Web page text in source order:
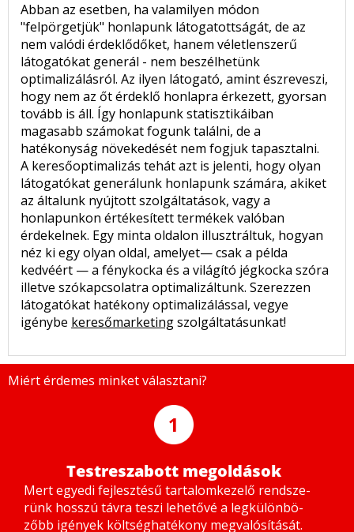
Abban az esetben, ha valamilyen módon
"felpörgetjük" honlapunk látogatottságát, de az
nem valódi érdeklődőket, hanem véletlenszerű
látogatókat generál - nem beszélhetünk
optimalizálásról. Az ilyen látogató, amint észreveszi,
hogy nem az őt érdeklő honlapra érkezett, gyorsan
tovább is áll. Így honlapunk statisztikáiban
magasabb számokat fogunk találni, de a
hatékonyság növekedését nem fogjuk tapasztalni.
A keresőoptimalizás tehát azt is jelenti, hogy olyan
látogatókat generálunk honlapunk számára, akiket
az általunk nyújtott szolgáltatások, vagy a
honlapunkon értékesített termékek valóban
érdekelnek. Egy minta oldalon illusztráltuk, hogyan
néz ki egy olyan oldal, amelyet— csak a példa
kedvéért — a fénykocka és a világító jégkocka szóra
illetve szókapcsolatra optimalizáltunk. Szerezzen
látogatókat hatékony optimalizálással, vegye
igénybe keresőmarketingszolgáltatásunkat!
Miért érdemes minket választani?
1
Testreszabott megoldások
Mert egye­di fej­lesz­té­sű tar­ta­lom­ke­ze­lő rend­sze­
rünk hosszú táv­ra te­szi le­he­tő­vé a leg­kü­lön­bö­
zőbb igé­nyek költ­ség­ha­té­kony meg­va­ló­sí­tá­sát.